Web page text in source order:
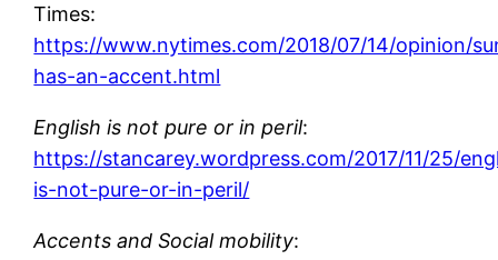
Times:
https://www.nytimes.com/2018/07/14/opinion/
has-an-accent.html
English is not pure or in peril:
https://stancarey.wordpress.com/2017/11/25/
is-not-pure-or-in-peril/
Accents and Social mobility: